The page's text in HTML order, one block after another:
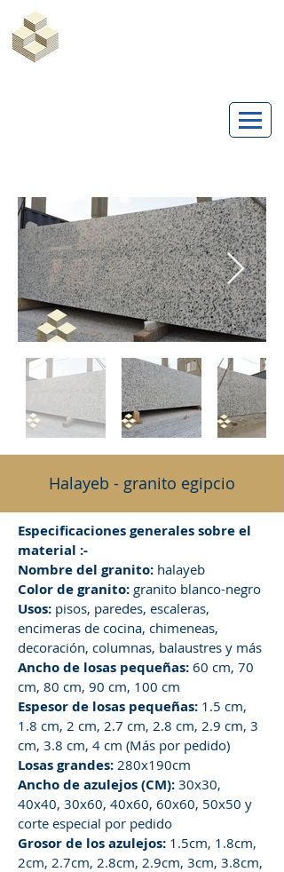
Halayeb - granito egipcio
Especificaciones generales sobre el
material :-
Nombre del granito: halayeb
Color de granito: granito blanco-negro
Usos: pisos, paredes, escaleras,
encimeras de cocina, chimeneas,
decoración, columnas, balaustres y más
Ancho de losas pequeñas: 60 cm, 70
cm, 80 cm, 90 cm, 100 cm
Espesor de losas pequeñas: 1.5 cm,
1.8 cm, 2 cm, 2.7 cm, 2.8 cm, 2.9 cm, 3
cm, 3.8 cm, 4 cm (Más por pedido)
Losas grandes: 280x190cm
Ancho de azulejos (CM): 30x30,
40x40, 30x60, 40x60, 60x60, 50x50 y
corte especial por pedido
Grosor de los azulejos: 1.5cm, 1.8cm,
2cm, 2.7cm, 2.8cm, 2.9cm, 3cm, 3.8cm,